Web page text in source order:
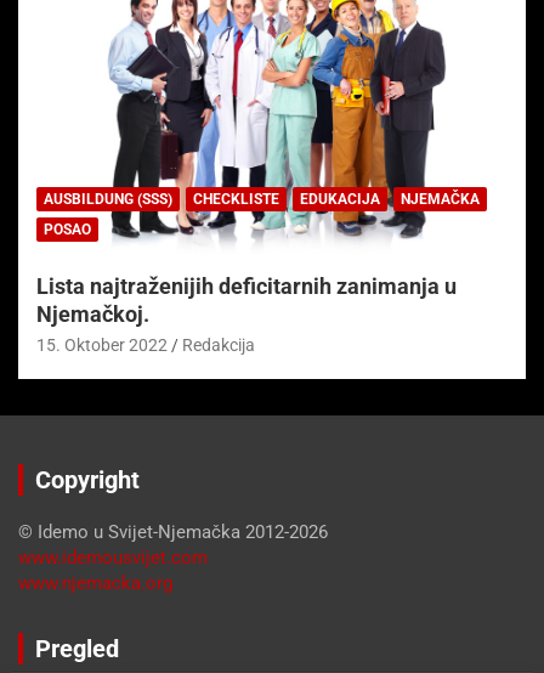
AUSBILDUNG (SSS) CHECKLISTE EDUKACIJA
NJEMAČKA
POSAO
Lista najtraženijih deficitarnih zanimanja u
Njemačkoj.
15. Oktober 2022 Redakcija
Copyright
© Idemo u Svijet-Njemačka 2012-2026
www.idemousvijet.com
www.njemacka.org
Pregled